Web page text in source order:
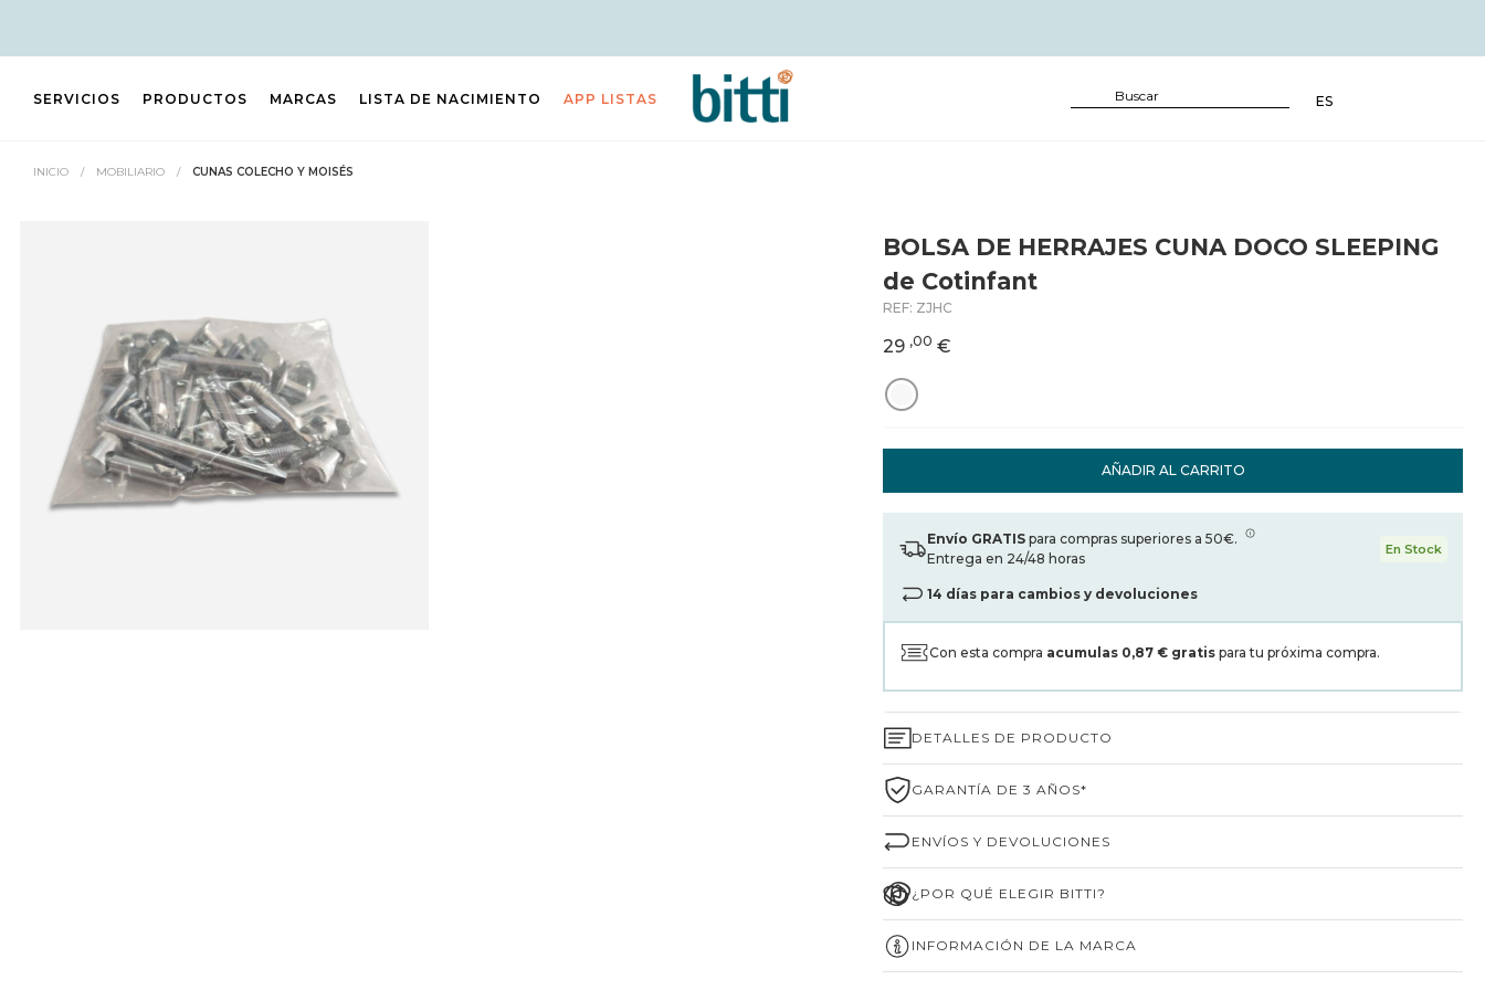
SERVICIOS PRODUCTOS MARCAS LISTA DE NACIMIENTO APP LISTAS ES
INICIO / MOBILIARIO / CUNAS COLECHO Y MOISÉS
BOLSA DE HERRAJES CUNA DOCO SLEEPING
de Cotinfant
REF: ZJHC
29 ,00 €
AÑADIR AL CARRITO
Envío GRATIS para compras superiores a 50€.
Entrega en 24/48 horas
En Stock
14 días para cambios y devoluciones
Con esta compra acumulas 0,87 € gratis para tu próxima compra.
DETALLES DE PRODUCTO
GARANTÍA DE 3 AÑOS*
ENVÍOS Y DEVOLUCIONES
¿POR QUÉ ELEGIR BITTI?
INFORMACIÓN DE LA MARCA